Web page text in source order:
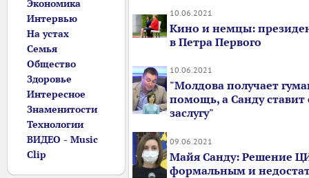
Экономика
Интервью
На устах
Семья
Общество
Здоровье
Интересное
Знаменитости
Технологии
ВИДЕО - Music
Clip
10.06.2021
Кино и немцы:
в Петра Первого
10.06.2021
"Молдова получает
помощь, а Санду ставит
заслугу"
09.06.2021
Майя Санду: Решение
формальным и